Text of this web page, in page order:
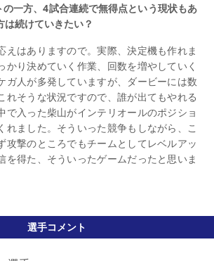
一方、4試合連続で無得点という現状もあ
は続けていきたい？
えはありますので。実際、決定機も作れま
かり決めていく作業、回数を増やしていく
ガ人が多発していますが、ダービーには数
れそうな状況ですので、誰が出てもやれる
で入った柴山がインテリオールのポジショ
れました。そういった競争もしながら、こ
攻撃のところでもチームとしてレベルアッ
を得た、そういったゲームだったと思いま
選手コメント